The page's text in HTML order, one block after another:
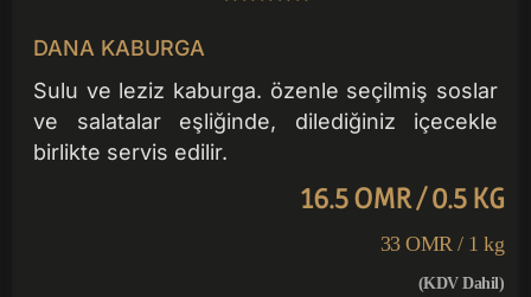
DANA KABURGA
Sulu ve leziz kaburga. özenle seçilmiş soslar
ve salatalar eşliğinde, dilediğiniz içecekle
birlikte servis edilir.
16.5 OMR / 0.5 KG
33 OMR / 1 kg
(KDV Dahil)